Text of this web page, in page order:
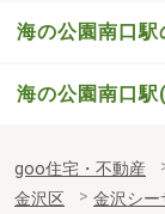
海の公園南口
海の公園南口
goo住宅・不動産
金沢区
金沢シー